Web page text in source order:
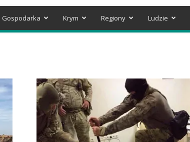
Gospodarka Krym Regiony Ludzie